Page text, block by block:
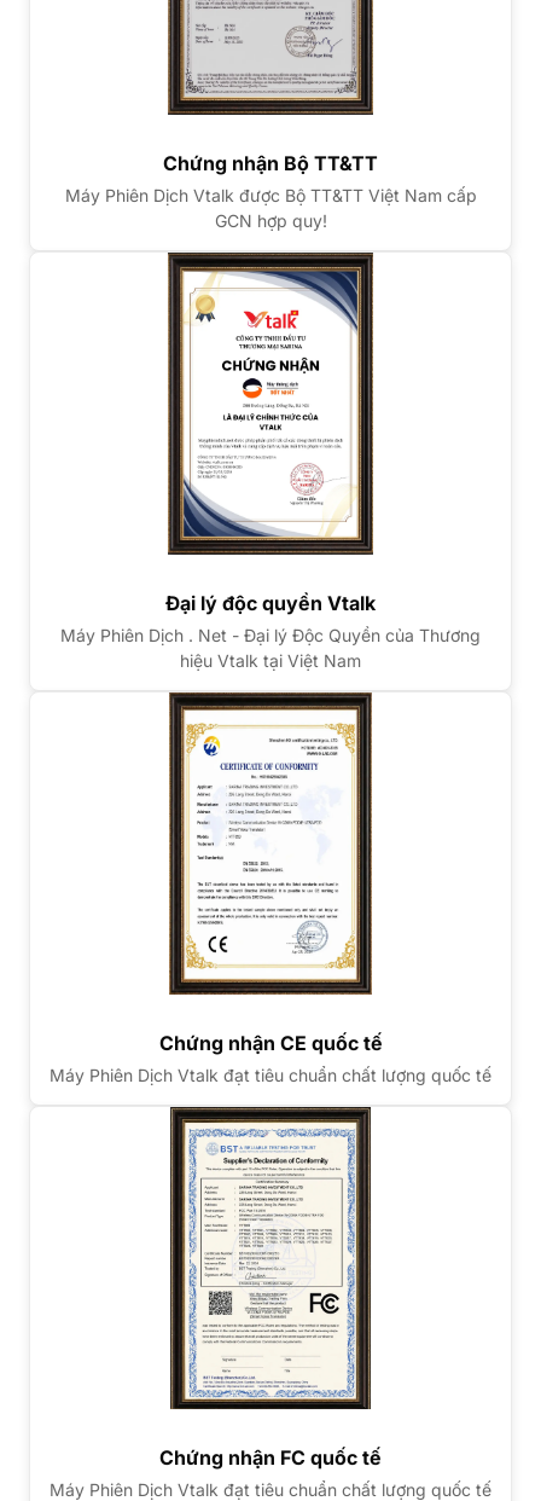
Chứng nhận Bộ TT&TT
Máy Phiên Dịch Vtalk được Bộ TT&TT Việt Nam cấp
GCN hợp quy!
Đại lý độc quyền Vtalk
Máy Phiên Dịch . Net - Đại lý Độc Quyền của Thương
hiệu Vtalk tại Việt Nam
Chứng nhận CE quốc tế
Máy Phiên Dịch Vtalk đạt tiêu chuẩn chất lượng quốc tế
Chứng nhận FC quốc tế
Máy Phiên Dịch Vtalk đạt tiêu chuẩn chất lượng quốc tế